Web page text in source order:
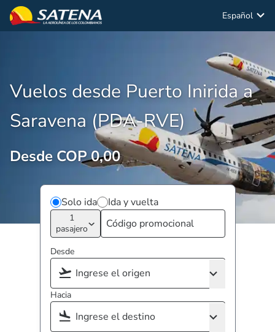
Español
Vuelos desde Puerto Inirida a
Saravena (PDA-RVE)
Desde COP 0,00
Solo ida Ida y vuelta
1
pasajero
Desde
Hacia